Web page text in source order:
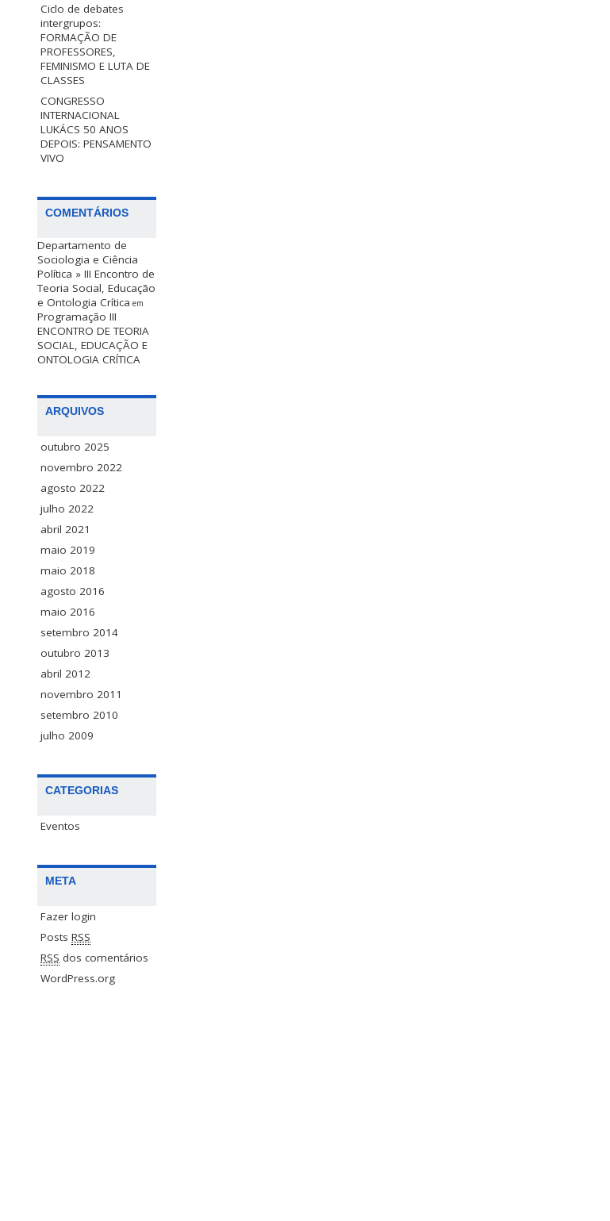
Ciclo de debates
intergrupos:
FORMAÇÃO DE
PROFESSORES,
FEMINISMO E LUTA DE
CLASSES
CONGRESSO
INTERNACIONAL
LUKÁCS 50 ANOS
DEPOIS: PENSAMENTO
VIVO
COMENTÁRIOS
Departamento de
Sociologia e Ciência
Política » III Encontro de
Teoria Social, Educação
e Ontologia Crítica em
Programação III
ENCONTRO DE TEORIA
SOCIAL, EDUCAÇÃO E
ONTOLOGIA CRÍTICA
ARQUIVOS
outubro 2025
novembro 2022
agosto 2022
julho 2022
abril 2021
maio 2019
maio 2018
agosto 2016
maio 2016
setembro 2014
outubro 2013
abril 2012
novembro 2011
setembro 2010
julho 2009
CATEGORIAS
Eventos
META
Fazer login
Posts RSS
RSS dos comentários
WordPress.org